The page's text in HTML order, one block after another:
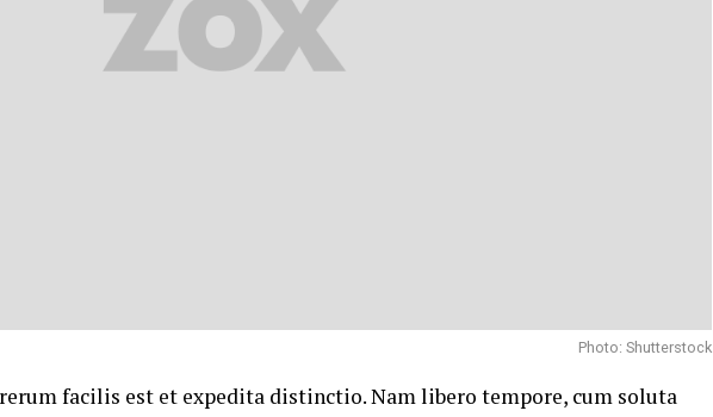
Photo: Shutterstock
facilis est et expedita distinctio. Nam libero tempore, cum soluta